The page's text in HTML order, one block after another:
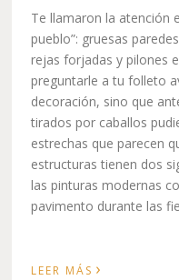
Te llamaron la atención
pueblo”: gruesas
rejas forjadas y pilones
preguntarle a tu folleto
decoración, sino que
tirados por caballos
estrechas que parecen
estructuras tienen dos
las pinturas modernas
pavimento durante las
LEER MÁS ›